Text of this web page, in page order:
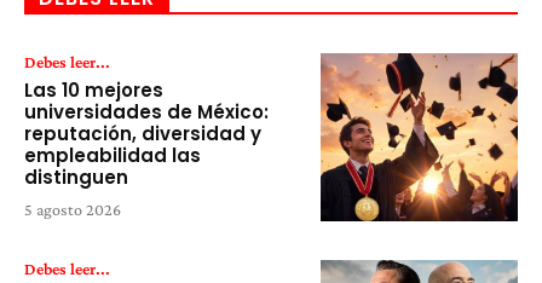
Debes leer...
Las 10 mejores
universidades de México:
reputación, diversidad y
empleabilidad las
distinguen
5 agosto 2026
Debes leer...